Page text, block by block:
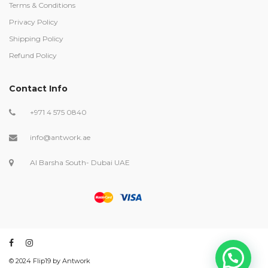
Terms & Conditions
Privacy Policy
Shipping Policy
Refund Policy
Contact Info
+971 4 575 0840
info@antwork.ae
Al Barsha South- Dubai UAE
©️ 2024 Flip19 by Antwork